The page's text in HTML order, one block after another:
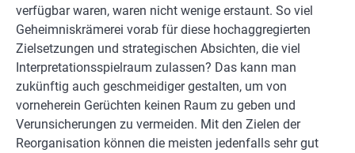
verfügbar waren, waren nicht wenige erstaunt. So viel
Geheimniskrämerei vorab für diese hochaggregierten
Zielsetzungen und strategischen Absichten, die viel
Interpretationsspielraum zulassen? Das kann man
zukünftig auch geschmeidiger gestalten, um von
vorneherein Gerüchten keinen Raum zu geben und
Verunsicherungen zu vermeiden. Mit den Zielen der
Reorganisation können die meisten jedenfalls sehr gut